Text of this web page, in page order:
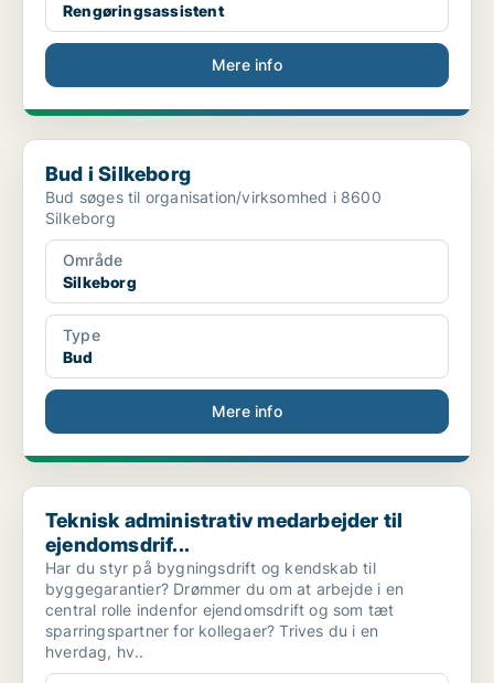
Rengøringsassistent
Mere info
Bud i Silkeborg
Bud i Silkeborg
Bud søges til organisation/virksomhed i 8600
Silkeborg
Område
Silkeborg
Type
Bud
Mere info
Teknisk administrativ medarbejder til ejendomsdrif...
Teknisk administrativ medarbejder til
ejendomsdrif...
Har du styr på bygningsdrift og kendskab til
byggegarantier? Drømmer du om at arbejde i en
central rolle indenfor ejendomsdrift og som tæt
sparringspartner for kollegaer? Trives du i en
hverdag, hv..